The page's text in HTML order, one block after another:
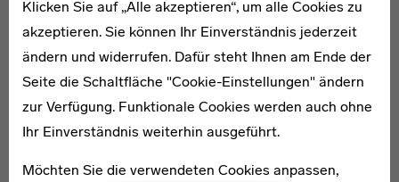
Klicken Sie auf „Alle akzeptieren“, um alle Cookies zu
akzeptieren. Sie können Ihr Einverständnis jederzeit
ändern und widerrufen. Dafür steht Ihnen am Ende der
Seite die Schaltfläche "Cookie-Einstellungen" ändern
zur Verfügung. Funktionale Cookies werden auch ohne
Ihr Einverständnis weiterhin ausgeführt.
Möchten Sie die verwendeten Cookies anpassen,
im Gepäck. Sie wurde erstmalig in der
Architekturzeitschrift
Kokusai kenchiku
im Dezember
1932 veröffentlicht. Die Collage selbst beließ Iwao
unkommentiert und ließ sie hiermit für sich selbst
sprechen.